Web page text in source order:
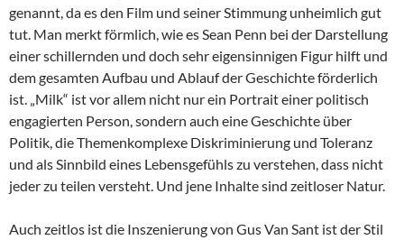
genannt, da es den Film und seiner Stimmung unheimlich gut
tut. Man merkt förmlich, wie es Sean Penn bei der Darstellung
einer schillernden und doch sehr eigensinnigen Figur hilft und
dem gesamten Aufbau und Ablauf der Geschichte förderlich
ist. „Milk“ ist vor allem nicht nur ein Portrait einer politisch
engagierten Person, sondern auch eine Geschichte über
Politik, die Themenkomplexe Diskriminierung und Toleranz
und als Sinnbild eines Lebensgefühls zu verstehen, dass nicht
jeder zu teilen versteht. Und jene Inhalte sind zeitloser Natur.
Auch zeitlos ist die Inszenierung von Gus Van Sant ist der Stil